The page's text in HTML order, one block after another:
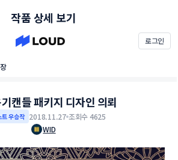
로그인
작품 상세 보기
캔들 패키지 디자인 의뢰
우승작 2018.11.27 조회수 4625
WID